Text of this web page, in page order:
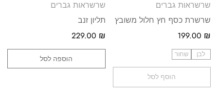
שרשראות גברים
שרשרת כסף חץ חלול משובץ
199.00 ₪
לבן שחור
הוסף לסל
שרשראות גברים
תליון זנב
229.00 ₪
הוספה לסל